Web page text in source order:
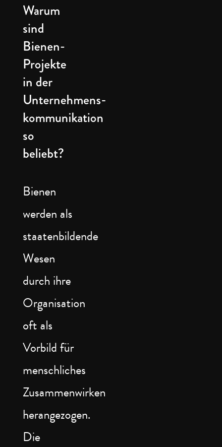
Warum
sind
Bienen-
Projekte
in der
Unternehmens-
kommunikation
so
beliebt?
Bienen
werden als
staatenbildende
Wesen
durch ihre
Organisation
oft als
Vorbild für
menschliches
Zusammenwirken
herangezogen.
Die